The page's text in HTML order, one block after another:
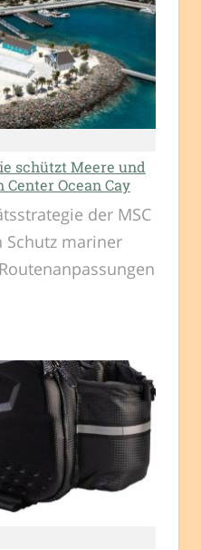
schützt Meere und
Ocean Cay
der MSC
Schutz mariner